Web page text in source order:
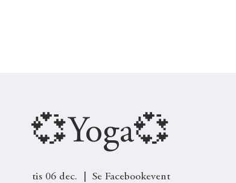
💞Yoga💞
tis 06 dec. Se Facebookevent